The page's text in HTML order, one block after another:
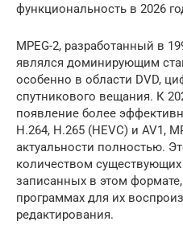
функциональность в 2026
MPEG-2, разработанный в
являлся доминирующим
особенно в области DVD,
спутникового вещания. К
появление более
H.264, H.265 (HEVC) и AV1,
актуальности полностью.
количеством
записанных в этом
программах для их
редактирования.